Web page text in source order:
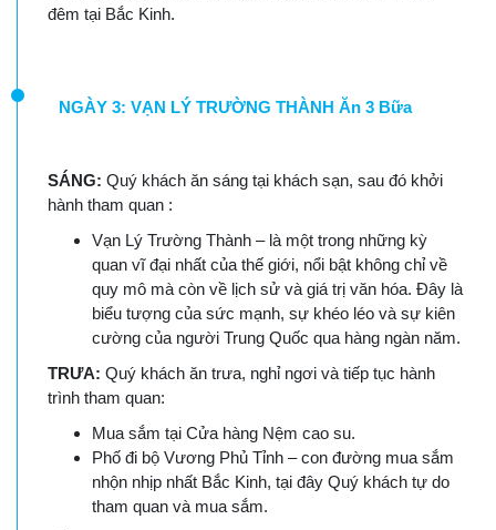
đêm tại Bắc Kinh.
NGÀY 3: VẠN LÝ TRƯỜNG THÀNH Ăn 3 Bữa
SÁNG: Quý khách ăn sáng tại khách sạn, sau đó khởi
hành tham quan :
Vạn Lý Trường Thành – là một trong những kỳ
quan vĩ đại nhất của thế giới, nổi bật không chỉ về
quy mô mà còn về lịch sử và giá trị văn hóa. Đây là
biểu tượng của sức mạnh, sự khéo léo và sự kiên
cường của người Trung Quốc qua hàng ngàn năm.
TRƯA: Quý khách ăn trưa, nghỉ ngơi và tiếp tục hành
trình tham quan:
Mua sắm tại Cửa hàng Nệm cao su.
Phố đi bộ Vương Phủ Tỉnh – con đường mua sắm
nhộn nhịp nhất Bắc Kinh, tại đây Quý khách tự do
tham quan và mua sắm.